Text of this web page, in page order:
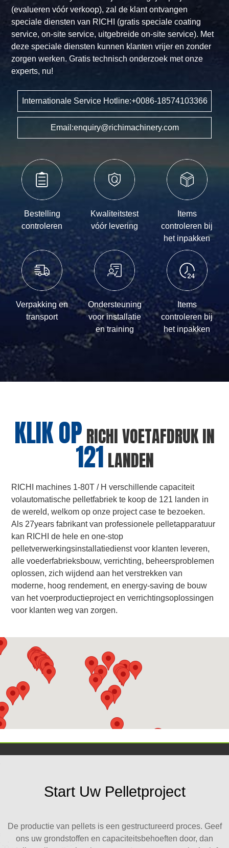
voor
de
productie
van
organische
meststof
(evalueren vóór verkoop), zal de klant ontvangen
speciale diensten van RICHI (gratis speciale coating
service, on-site service, uitgebreide on-site service). Met
deze speciale diensten kunnen klanten vrijer en zonder
zorgen werken. Gratis technisch onderzoek met onze
experts, nu!
Internationale Service Hotline:+0086-18574103366
Email:enquiry@richimachinery.com
Bestelling
controleren
Kwaliteitstest
vóór levering
Items
controleren bij
het inpakken
Verpakking en
transport
Ondersteuning
voor installatie
en training
Items
controleren bij
het inpakken
KLIK OP RICHI VOETAFDRUK IN
121 LANDEN
RICHI machines 1-80T / H verschillende capaciteit
volautomatische pelletfabriek te koop de 121 landen in
de wereld, welkom op onze project case te bezoeken.
Als 27years fabrikant van professionele pelletapparatuur
kan RICHI de hele en one-stop
pelletverwerkingsinstallatiedienst voor klanten leveren,
alle voederfabrieksbouw, verrichting, beheersproblemen
oplossen, zich wijdend aan het verstrekken van
moderne, hoog rendement, en energy-saving de bouw
van het voerproductieproject en verrichtingsoplossingen
voor klanten weg van zorgen.
Start Uw Pelletproject
De productie van pellets is een gestructureerd proces. Geef
ons uw grondstoffen en capaciteitsbehoeften door, dan